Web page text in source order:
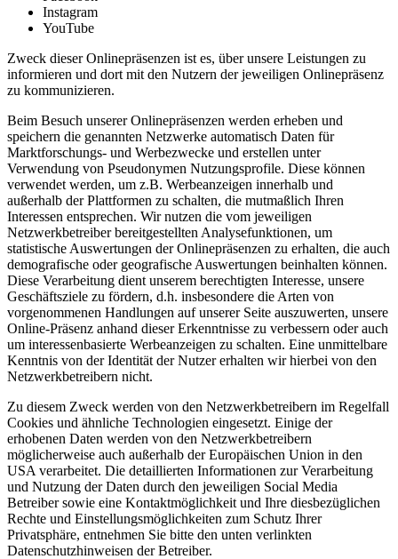
Instagram
YouTube
Zweck dieser Onlinepräsenzen ist es, über unsere Leistungen zu
informieren und dort mit den Nutzern der jeweiligen Onlinepräsenz
zu kommunizieren.
Beim Besuch unserer Onlinepräsenzen werden erheben und
speichern die genannten Netzwerke automatisch Daten für
Marktforschungs- und Werbezwecke und erstellen unter
Verwendung von Pseudonymen Nutzungsprofile. Diese können
verwendet werden, um z.B. Werbeanzeigen innerhalb und
außerhalb der Plattformen zu schalten, die mutmaßlich Ihren
Interessen entsprechen. Wir nutzen die vom jeweiligen
Netzwerkbetreiber bereitgestellten Analysefunktionen, um
statistische Auswertungen der Onlinepräsenzen zu erhalten, die auch
demografische oder geografische Auswertungen beinhalten können.
Diese Verarbeitung dient unserem berechtigten Interesse, unsere
Geschäftsziele zu fördern, d.h. insbesondere die Arten von
vorgenommenen Handlungen auf unserer Seite auszuwerten, unsere
Online-Präsenz anhand dieser Erkenntnisse zu verbessern oder auch
um interessenbasierte Werbeanzeigen zu schalten. Eine unmittelbare
Kenntnis von der Identität der Nutzer erhalten wir hierbei von den
Netzwerkbetreibern nicht.
Zu diesem Zweck werden von den Netzwerkbetreibern im Regelfall
Cookies und ähnliche Technologien eingesetzt. Einige der
erhobenen Daten werden von den Netzwerkbetreibern
möglicherweise auch außerhalb der Europäischen Union in den
USA verarbeitet. Die detaillierten Informationen zur Verarbeitung
und Nutzung der Daten durch den jeweiligen Social Media
Betreiber sowie eine Kontaktmöglichkeit und Ihre diesbezüglichen
Rechte und Einstellungsmöglichkeiten zum Schutz Ihrer
Privatsphäre, entnehmen Sie bitte den unten verlinkten
Datenschutzhinweisen der Betreiber.